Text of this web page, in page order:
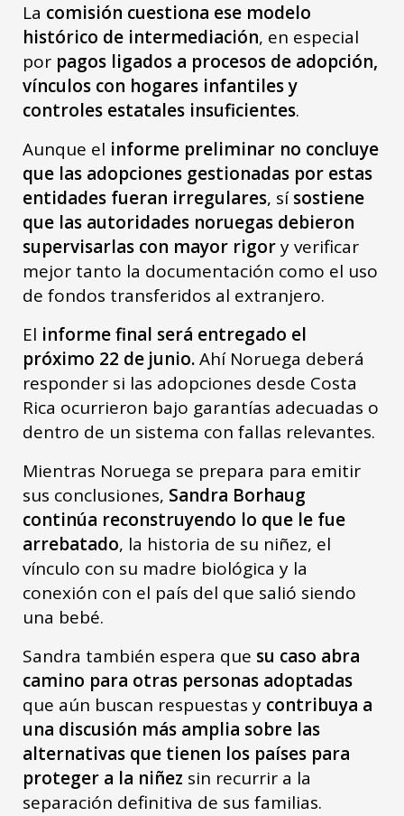
La comisión cuestiona ese modelo
histórico de intermediación, en especial
por pagos ligados a procesos de adopción,
vínculos con hogares infantiles y
controles estatales insuficientes.
Aunque el informe preliminar no concluye
que las adopciones gestionadas por estas
entidades fueran irregulares, sísostiene
que las autoridades noruegas debieron
supervisarlas con mayor rigory verificar
mejor tanto la documentación como el uso
de fondos transferidos al extranjero.
El informe final será entregado el
próximo 22 de junio.Ahí Noruega deberá
responder si las adopciones desde Costa
Rica ocurrieron bajo garantías adecuadas o
dentro de un sistema con fallas relevantes.
Mientras Noruega se prepara para emitir
sus conclusiones, Sandra Borhaug
continúa reconstruyendo lo que le fue
arrebatado, la historia de su niñez, el
vínculo con su madre biológica y la
conexión con el país del que salió siendo
una bebé.
Sandra también espera que su caso abra
camino para otras personas adoptadas
que aún buscan respuestas y contribuya a
una discusión más amplia sobre las
alternativas que tienen los países para
proteger a la niñez sin recurrir a la
separación definitiva de sus familias.